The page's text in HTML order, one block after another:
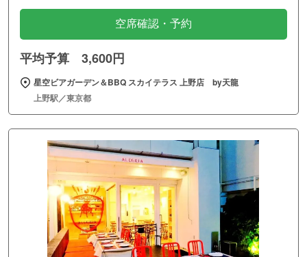
空席確認・予約
平均予算 3,600円
星空ビアガーデン＆BBQ スカイテラス 上野店 by天龍
上野駅／東京都